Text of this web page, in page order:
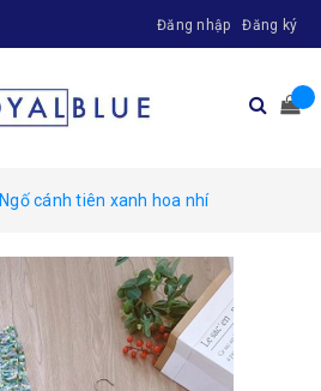
Đăng nhập Đăng ký
Ngố cánh tiên xanh hoa nhí